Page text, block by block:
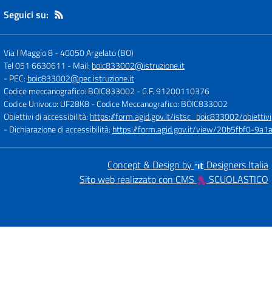
Seguici su:
Via I Maggio 8-40050 Argelato (BO)
Tel 051 6630611 - Mail: boic833002@istruzione.it
- PEC: boic833002@pec.istruzione.it
Codice meccanografico: BOIC833002 - C.F. 91200110376
Codice Univoco: UF28K8- Codice Meccanografico: BOIC833002
Obiettivi di accessibilità: https://form.agid.gov.it/istsc_boic833002/obiettivi
- Dichiarazione di accessibilità: https://form.agid.gov.it/view/20b5fbf0-
Concept & Design by
Designers Italia
Sito web realizzato con CMS
SCUOLASTICO